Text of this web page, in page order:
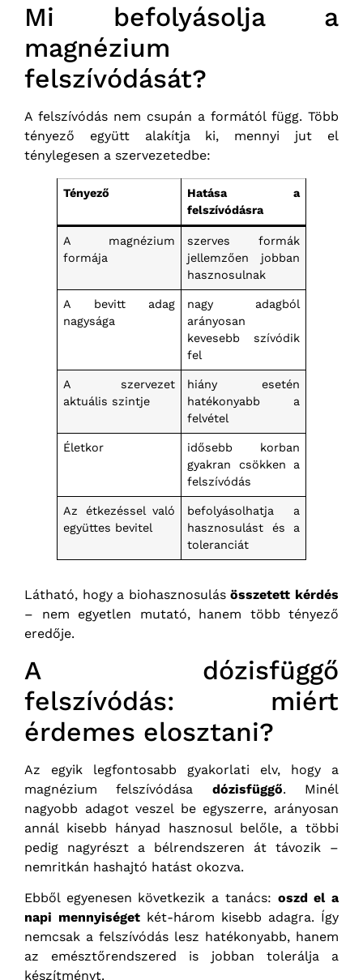
Mi befolyásolja a
magnézium
felszívódását?
A felszívódás nem csupán a formától függ. Több
tényező együtt alakítja ki, mennyi jut el
ténylegesen a szervezetedbe:
Tényező
Hatása a
felszívódásra
A magnézium
formája
szerves formák
jellemzően jobban
hasznosulnak
A bevitt adag
nagysága
nagy adagból
arányosan
kevesebb szívódik
fel
A szervezet
aktuális szintje
hiány esetén
hatékonyabb a
felvétel
Életkor
idősebb korban
gyakran csökken a
felszívódás
Az étkezéssel való
együttes bevitel
befolyásolhatja a
hasznosulást és a
toleranciát
Látható, hogy a biohasznosulásösszetett kérdés
– nem egyetlen mutató, hanem több tényező
eredője.
A dózisfüggő
felszívódás: miért
érdemes elosztani?
Az egyik legfontosabb gyakorlati elv, hogy a
magnézium felszívódása dózisfüggő. Minél
nagyobb adagot veszel be egyszerre, arányosan
annál kisebb hányad hasznosul belőle, a többi
pedig nagyrészt a bélrendszeren át távozik –
nemritkán hashajtó hatást okozva.
Ebből egyenesen következik a tanács: oszd el a
napi mennyiséget két-három kisebb adagra. Így
nemcsak a felszívódás lesz hatékonyabb, hanem
az emésztőrendszered is jobban tolerálja a
készítményt.